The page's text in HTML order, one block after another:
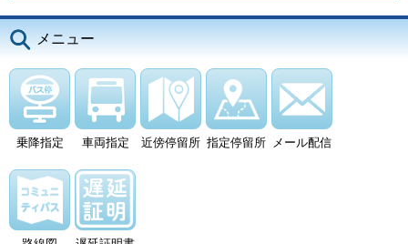
メニュー
乗降指定 車両指定 近傍停留所 指定停留所 メール配信